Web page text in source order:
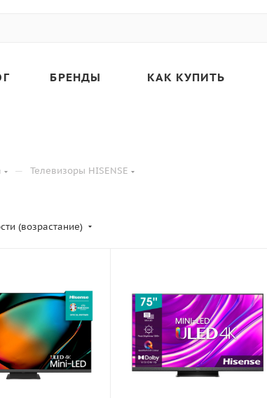
БРЕНДЫ КАК КУПИТЬ
— Телевизоры HISENSE
(возрастание)